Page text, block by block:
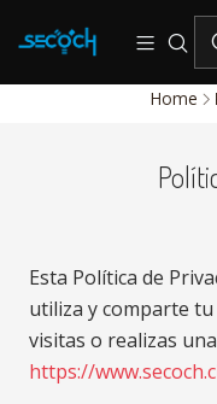
consulta
Sistema de
Home
Esta Política de
utiliza y comparte
visitas o realizas
https://